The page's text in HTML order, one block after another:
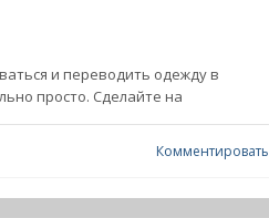
и переводить одежду в
просто. Сделайте на
Комментировать